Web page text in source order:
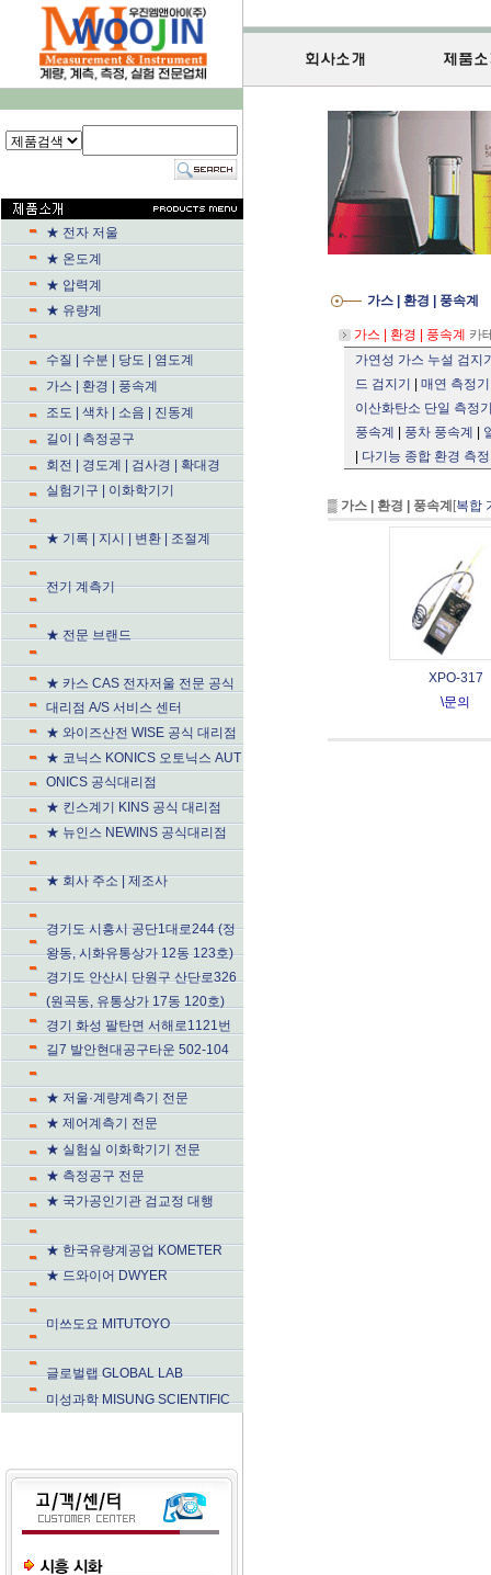
★ 전자 저울
★ 온도계
★ 압력계
★ 유량계
수질 | 수분 | 당도 | 염도계
가스 | 환경 | 풍속계
조도 | 색차 | 소음 | 진동계
길이 | 측정공구
회전 | 경도계 | 검사경 | 확대경
실험기구 | 이화학기기
★ 기록 | 지시 | 변환 | 조절계
전기 계측기
★ 전문 브랜드
★ 카스 CAS 전자저울 전문 공식
대리점 A/S 서비스 센터
★ 와이즈산전 WISE 공식 대리점
★ 코닉스 KONICS 오토닉스 AUT
ONICS 공식대리점
★ 킨스계기 KINS 공식 대리점
★ 뉴인스 NEWINS 공식대리점
★ 회사 주소 | 제조사
경기도 시흥시 공단1대로244 (정
왕동, 시화유통상가 12동 123호)
경기도 안산시 단원구 산단로326
(원곡동, 유통상가 17동 120호)
경기 화성 팔탄면 서해로1121번
길7 발안현대공구타운 502-104
★ 저울·계량계측기 전문
★ 제어계측기 전문
★ 실험실 이화학기기 전문
★ 측정공구 전문
★ 국가공인기관 검교정 대행
★ 한국유량계공업 KOMETER
★ 드와이어 DWYER
미쓰도요 MITUTOYO
글로벌랩 GLOBAL LAB
미성과학 MISUNG SCIENTIFIC
가스 | 환경 | 풍속계
가스 | 환경 | 풍속계 카
가연성 가스 누설 검지
드 검지기
매연 측정기
이산화탄소 단일 측정
풍속계
풍차 풍속계
다기능 종합 환경 측
▒ 가스 | 환경 | 풍속계 [복합
XPO-317
\문의